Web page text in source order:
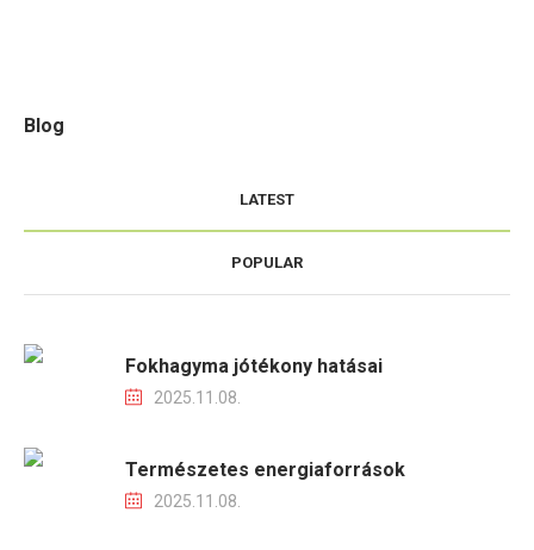
Blog
LATEST
POPULAR
Fokhagyma jótékony hatásai
2025.11.08.
Természetes energiaforrások
2025.11.08.